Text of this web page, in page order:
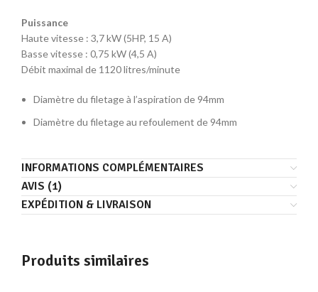
Puissance
Haute vitesse : 3,7 kW (5HP, 15 A)
Basse vitesse : 0,75 kW (4,5 A)
Débit maximal de 1120 litres/minute
Diamètre du filetage à l’aspiration de 94mm
Diamètre du filetage au refoulement de 94mm
INFORMATIONS COMPLÉMENTAIRES
AVIS (1)
EXPÉDITION & LIVRAISON
Produits similaires